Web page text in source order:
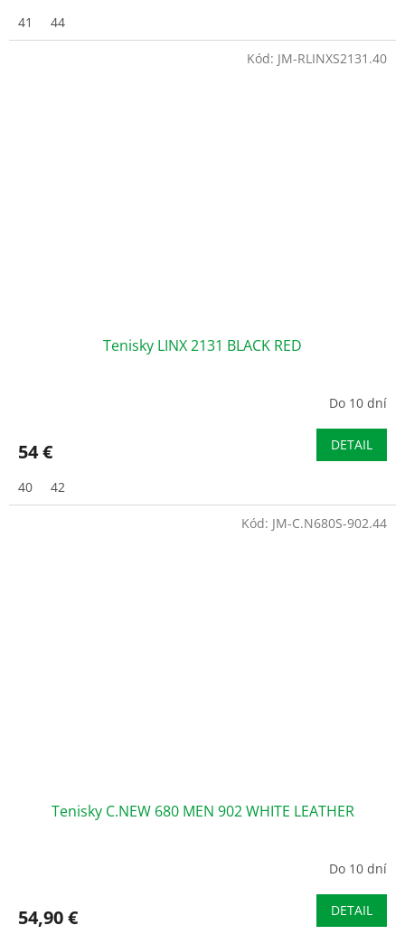
41 44
Tenisky LINX 2131 BLACK RED
Do 10 dní
54 € DETAIL
40 42
Kód: JM-RLINXS2131.40
Tenisky C.NEW 680 MEN 902 WHITE LEATHER
Do 10 dní
54,90 € DETAIL
Kód: JM-C.N680S-902.44